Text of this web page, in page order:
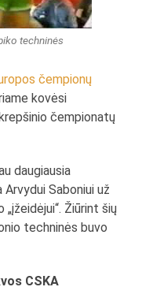
techninės
čempionų
kovėsi
čempionatų
daugiausia
Saboniui už
Žiūrint šių
techninės buvo
CSKA